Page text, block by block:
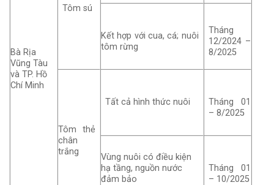
Bà Rịa
Vũng Tàu
và TP. Hồ
Chí Minh
Tôm sú
Kết hợp với cua, cá; nuôi
tôm rừng
Tháng
12/2024 –
8/2025
Tôm thẻ
chân
trắng
Tất cả hình thức nuôi
Tháng 01
– 8/2025
Vùng nuôi có điều kiện
hạ tầng, nguồn nước
đảm bảo
Tháng 01
– 10/2025